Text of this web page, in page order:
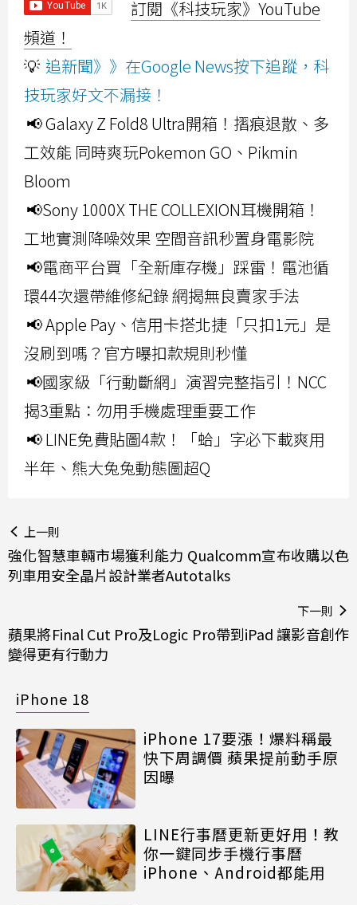
訂閱《科技玩家》YouTube
頻道！
💡 追新聞》》在Google News按下追蹤，科
技玩家好文不漏接！
📢 Galaxy Z Fold8 Ultra開箱！摺痕退散、多
工效能 同時爽玩Pokemon GO、Pikmin
Bloom
📢Sony 1000X THE COLLEXION耳機開箱！
工地實測降噪效果 空間音訊秒置身電影院
📢電商平台買「全新庫存機」踩雷！電池循
環44次還帶維修紀錄 網揭無良賣家手法
📢 Apple Pay、信用卡搭北捷「只扣1元」是
沒刷到嗎？官方曝扣款規則秒懂
📢國家級「行動斷網」演習完整指引！NCC
揭3重點：勿用手機處理重要工作
📢 LINE免費貼圖4款！「蛤」字必下載爽用
半年、熊大兔兔動態圖超Q
上一則
強化智慧車輛市場獲利能力 Qualcomm宣布收購以色
列車用安全晶片設計業者Autotalks
下一則
蘋果將Final Cut Pro及Logic Pro帶到iPad 讓影音創作
變得更有行動力
iPhone 18
iPhone 17要漲！爆料稱最
快下周調價 蘋果提前動手原
因曝
LINE行事曆更新更好用！教
你一鍵同步手機行事曆
iPhone、Android都能用